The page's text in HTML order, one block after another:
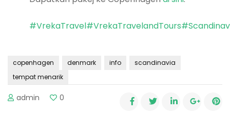
#VrekaTravel#VrekaTravelandTours
copenhagen denmark info
scandinavia
tempat menarik
admin 0